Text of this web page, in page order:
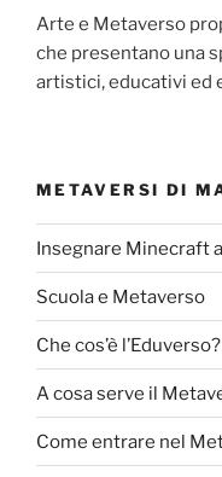
Arte e Metaverso
che presentano una
artistici, educativi ed
METAVERSI DI
Insegnare Minecraft
Scuola e Metaverso
Che cos’è
A cosa serve il
Come entrare nel